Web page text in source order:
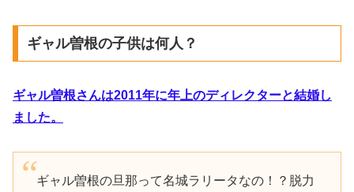
ギャル曽根の子供は何人？
ギャル曽根さんは2011年に年上のディレクターと結婚し
ました。
ギャル曽根の旦那って名城ラリータなの！？脱力